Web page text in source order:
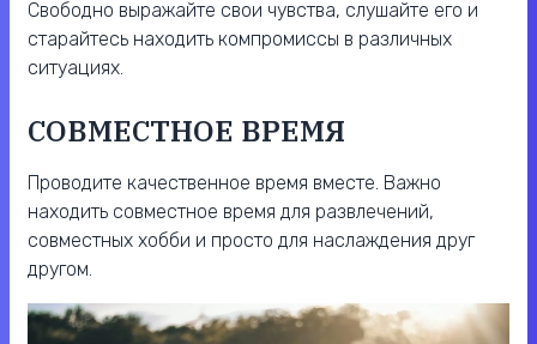
Свободно выражайте свои чувства, слушайте его и
старайтесь находить компромиссы в различных
ситуациях.
СОВМЕСТНОЕ ВРЕМЯ
Проводите качественное время вместе. Важно
находить совместное время для развлечений,
совместных хобби и просто для наслаждения друг
другом.